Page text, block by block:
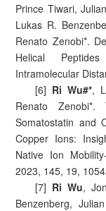
Prince Tiwari,
Lukas R.
Renato Zenobi*.
Helical
Intramolecular
[6] Ri Wu#*,
Renato Zenobi*.
Somatostatin and
Copper Ions:
Native Ion
2023, 145, 19,
[7] Ri Wu,
Benzenberg,